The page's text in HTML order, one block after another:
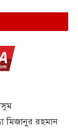
মিজানুর রহমান